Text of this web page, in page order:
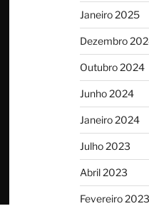
Janeiro 2025
Dezembro
Outubro 2024
Junho 2024
Janeiro 2024
Julho 2023
Abril 2023
Fevereiro 2023